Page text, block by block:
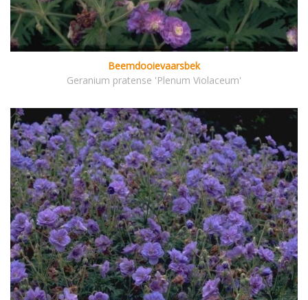
Beemdooievaarsbek
Geranium pratense 'Plenum Violaceum'